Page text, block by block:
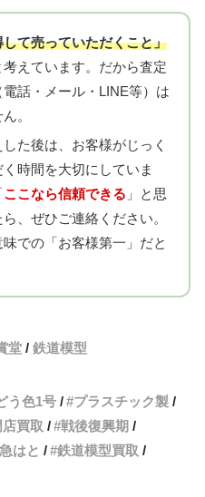
して売っていただくこと」
考えています。だから査定
話・メール・LINE等）は
。
た後は、お客様がじっく
時間を大切にしていま
ここなら信頼できる 」と思
、ぜひご連絡ください。
での「お客様第一」だと
堂
鉄道模型
う色1号
プラスチック製
買取
戦後復興期
はと
鉄道模型買取